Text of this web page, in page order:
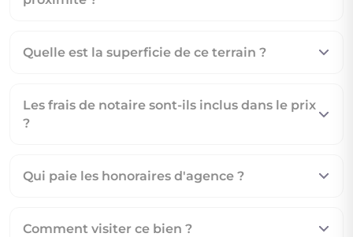
Quelle est la superficie de ce terrain ?
Les frais de notaire sont-ils inclus dans le prix
?
Qui paie les honoraires d'agence ?
Comment visiter ce bien ?